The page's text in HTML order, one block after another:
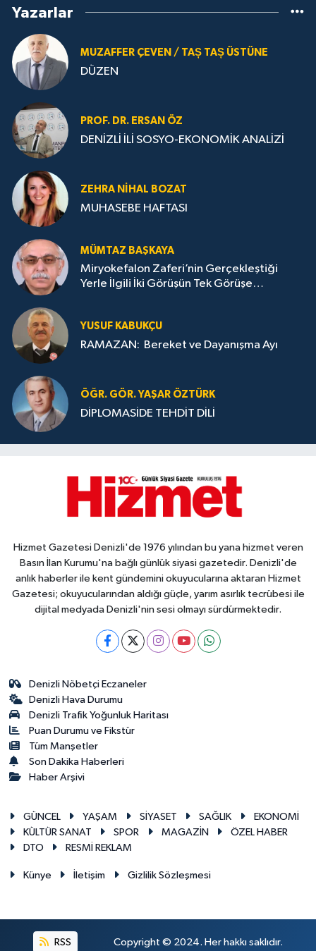
Yazarlar
MUZAFFER ÇEVEN / TAȘ TAȘ ÜSTÜNE
DÜZEN
PROF. DR. ERSAN ÖZ
DENİZLİ İLİ SOSYO-EKONOMİK ANALİZİ
ZEHRA NIHAL BOZAT
MUHASEBE HAFTASI
MÜMTAZ BAŞKAYA
Miryokefalon Zaferi’nin Gerçekleştiği
Yerle İlgili İki Görüşün Tek Görüşe
YUSUF KABUKÇU
RAMAZAN: Bereket ve Dayanışma Ayı
ÖĞR. GÖR. YAŞAR ÖZTÜRK
DİPLOMASİDE TEHDİT DİLİ
Hizmet Gazetesi Denizli'de 1976 yılından bu yana hizmet veren
Basın İlan Kurumu'na bağlı günlük siyasi gazetedir. Denizli'de
anlık haberler ile kent gündemini okuyucularına aktaran Hizmet
Gazetesi; okuyucularından aldığı güçle, yarım asırlık tecrübesi ile
dijital medyada Denizli'nin sesi olmayı sürdürmektedir.
Denizli Nöbetçi Eczaneler
Denizli Hava Durumu
Denizli Trafik Yoğunluk Haritası
Puan Durumu ve Fikstür
Tüm Manşetler
Son Dakika Haberleri
Haber Arşivi
GÜNCEL YAŞAM SİYASET SAĞLIK
EKONOMİ
KÜLTÜR SANAT
SPOR MAGAZİN
ÖZEL HABER
DTO
RESMİ REKLAM
Künye İletişim Gizlilik Sözleşmesi
RSS Copyright © 2024. Her hakkı saklıdır.